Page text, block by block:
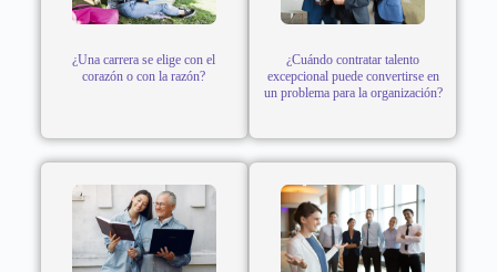
¿Una carrera se elige con el
corazón o con la razón?
¿Cuándo contratar talento
excepcional puede convertirse en
un problema para la organización?